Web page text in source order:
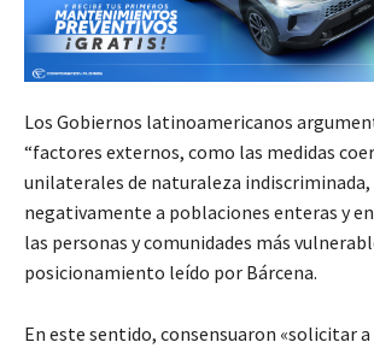
Los Gobiernos latinoamericanos
“factores externos, como las medidas
unilaterales de naturaleza
negativamente a poblaciones enteras y
las personas y comunidades más
posicionamiento leído por Bárcena.
En este sentido, consensuaron «solicitar a